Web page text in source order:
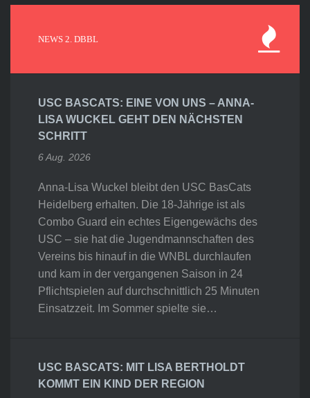
NEWS 2. DBBL
USC BASCATS: EINE VON UNS – ANNA-
LISA WUCKEL GEHT DEN NÄCHSTEN
SCHRITT
6 Aug. 2026
Anna-Lisa Wuckel bleibt den USC BasCats
Heidelberg erhalten. Die 18-Jährige ist als
Combo Guard ein echtes Eigengewächs des
USC – sie hat die Jugendmannschaften des
Vereins bis hinauf in die WNBL durchlaufen
und kam in der vergangenen Saison in 24
Pflichtspielen auf durchschnittlich 25 Minuten
Einsatzzeit. Im Sommer spielte sie…
USC BASCATS: MIT LISA BERTHOLDT
KOMMT EIN KIND DER REGION